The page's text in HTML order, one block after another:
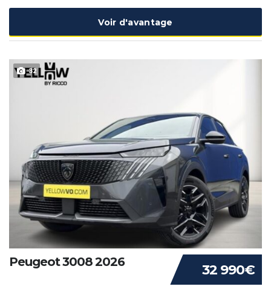
Voir d'avantage
32
32 990€
Peugeot 3008 2026